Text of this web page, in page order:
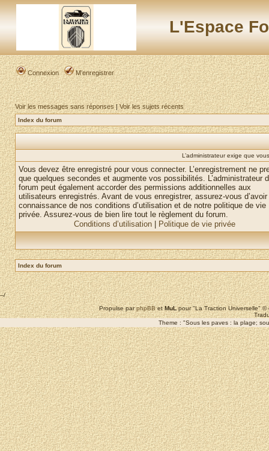
L'Espace
Connexion M’enregistrer
Voir les messages sans réponses|Voir les sujets récents
Index du forum
L’administrateur exige que
Vous devez être enregistré pour vous connecter. L’enregistrement ne
que quelques secondes et augmente vos possibilités. L’administrateur
forum peut également accorder des permissions additionnelles aux
utilisateurs enregistrés. Avant de vous enregistrer, assurez-vous
connaissance de nos conditions d’utilisation et de notre politique de vie
privée. Assurez-vous de bien lire tout le règlement du forum.
Conditions d’utilisation
Politique de vie privée
Index du forum
--/
Propulse parphpBBetMuLpour "La Traction Universelle"
Theme : "Sous les paves : la plage;